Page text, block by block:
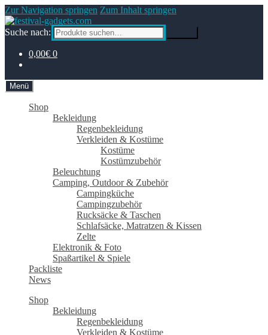
Zur Navigation springen Zum Inhalt springen
Suche nach:
0,00€ 0
Menü
Shop
Bekleidung
Regenbekleidung
Verkleiden & Kostüme
Kostüme
Kostümzubehör
Beleuchtung
Camping, Outdoor & Zubehör
Campingküche
Campingzubehör
Rucksäcke & Taschen
Schlafsäcke, Matratzen & Kissen
Zelte
Elektronik & Foto
Spaßartikel & Spiele
Packliste
News
Shop
Bekleidung
Regenbekleidung
Verkleiden & Kostüme